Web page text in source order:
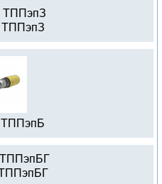
ТППэпЗ
ТППэпБ